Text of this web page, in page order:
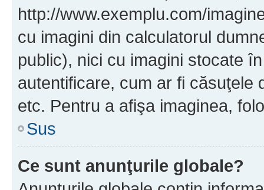
http://www.exemplu.com/
cu imagini din calculatorul
public), nici cu imagini stocate
autentificare, cum ar fi căsuţele
etc. Pentru a afişa imaginea,
Sus
Ce sunt anunţurile globale?